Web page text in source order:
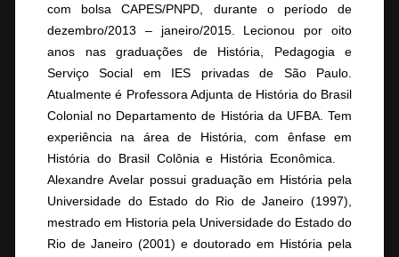
com bolsa CAPES/PNPD, durante o período de
dezembro/2013 – janeiro/2015. Lecionou por oito
anos nas graduações de História, Pedagogia e
Serviço Social em IES privadas de São Paulo.
Atualmente é Professora Adjunta de História do Brasil
Colonial no Departamento de História da UFBA. Tem
experiência na área de História, com ênfase em
História do Brasil Colônia e História Econômica. ⠀
Alexandre Avelar possui graduação em História pela
Universidade do Estado do Rio de Janeiro (1997),
mestrado em Historia pela Universidade do Estado do
Rio de Janeiro (2001) e doutorado em História pela